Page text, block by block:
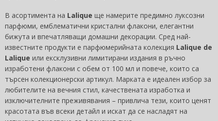
В асортимента на Lalique ще намерите предимно луксозни
парфюми, емблематични кристални флакони, елегантни
бижута и впечатляващи домашни декорации. Сред най-
известните продукти е парфюмерийната колекция Lalique de
Lalique или ексклузивни лимитирани издания в ръчно
изработени флакони с обем от 100 мл и повече, които са
търсен колекционерски артикул. Марката е идеален избор за
любителите на вечния стил, качествената изработка и
изключителните преживявания – привлича тези, които ценят
красотата във всеки детайл и искат да се насладят на